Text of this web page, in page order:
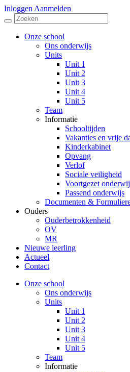
Inloggen Aanmelden
Onze school
Ons onderwijs
Units
Unit 1
Unit 2
Unit 3
Unit 4
Unit 5
Team
Informatie
Schooltijden
Vakanties en vrije
Kinderkabinet
Opvang
Verlof
Sociale veiligheid
Voortgezet
Passend onderwijs
Documenten &
Ouders
Ouderbetrokkenheid
OV
MR
Nieuwe leerling
Actueel
Contact
Onze school
Ons onderwijs
Units
Unit 1
Unit 2
Unit 3
Unit 4
Unit 5
Team
Informatie